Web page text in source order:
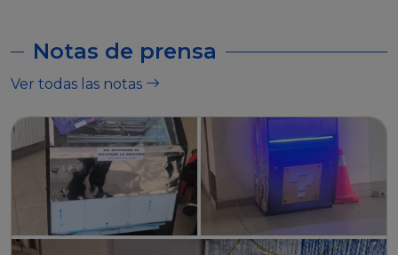
Notas de prensa
Ver todas las notas